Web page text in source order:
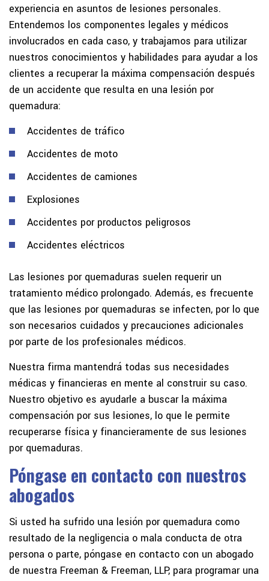
experiencia en asuntos de lesiones personales.
Entendemos los componentes legales y médicos
involucrados en cada caso, y trabajamos para utilizar
nuestros conocimientos y habilidades para ayudar a los
clientes a recuperar la máxima compensación después
de un accidente que resulta en una lesión por
quemadura:
Accidentes de tráfico
Accidentes de moto
Accidentes de camiones
Explosiones
Accidentes por productos peligrosos
Accidentes eléctricos
Las lesiones por quemaduras suelen requerir un
tratamiento médico prolongado. Además, es frecuente
que las lesiones por quemaduras se infecten, por lo que
son necesarios cuidados y precauciones adicionales
por parte de los profesionales médicos.
Nuestra firma mantendrá todas sus necesidades
médicas y financieras en mente al construir su caso.
Nuestro objetivo es ayudarle a buscar la máxima
compensación por sus lesiones, lo que le permite
recuperarse física y financieramente de sus lesiones
por quemaduras.
Póngase en contacto con nuestros
abogados
Si usted ha sufrido una lesión por quemadura como
resultado de la negligencia o mala conducta de otra
persona o parte, póngase en contacto con un abogado
de nuestra Freeman & Freeman, LLP, para programar una